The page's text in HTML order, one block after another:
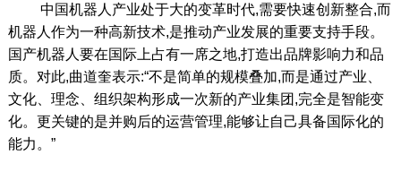
中国机器人产业处于大的变革时代,需要快速创新整合,而
机器人作为一种高新技术,是推动产业发展的重要支持手段。
国产机器人要在国际上占有一席之地,打造出品牌影响力和品
质。对此,曲道奎表示:“不是简单的规模叠加,而是通过产业、
文化、理念、组织架构形成一次新的产业集团,完全是智能变
化。更关键的是并购后的运营管理,能够让自己具备国际化的
能力。”